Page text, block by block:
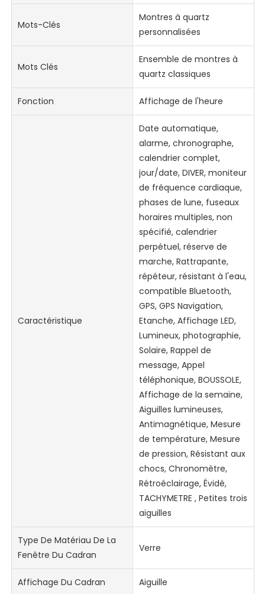
Mots-Clés
Montres à quartz
personnalisées
Mots Clés
Ensemble de montres à
quartz classiques
Fonction Affichage de l'heure
Caractéristique
Date automatique,
alarme, chronographe,
calendrier complet,
jour/date, DIVER, moniteur
de fréquence cardiaque,
phases de lune, fuseaux
horaires multiples, non
spécifié, calendrier
perpétuel, réserve de
marche, Rattrapante,
répéteur, résistant à l'eau,
compatible Bluetooth,
GPS, GPS Navigation,
Etanche, Affichage LED,
Lumineux, photographie,
Solaire, Rappel de
message, Appel
téléphonique, BOUSSOLE,
Affichage de la semaine,
Aiguilles lumineuses,
Antimagnétique, Mesure
de température, Mesure
de pression, Résistant aux
chocs, Chronomètre,
Rétroéclairage, Évidé,
TACHYMETRE , Petites trois
aiguilles
Type De Matériau De La
Fenêtre Du Cadran
Verre
Affichage Du Cadran Aiguille